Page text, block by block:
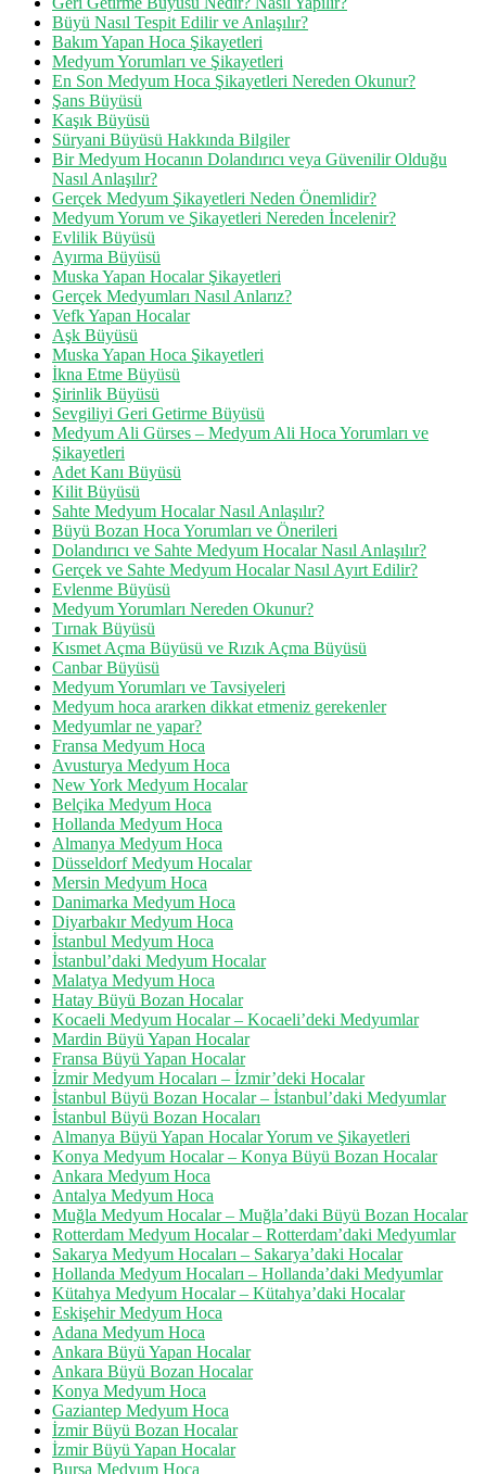
Büyü Nasıl Tespit Edilir ve Anlaşılır?
Bakım Yapan Hoca Şikayetleri
Medyum Yorumları ve Şikayetleri
En Son Medyum Hoca Şikayetleri Nereden Okunur?
Şans Büyüsü
Kaşık Büyüsü
Süryani Büyüsü Hakkında Bilgiler
Bir Medyum Hocanın Dolandırıcı veya Güvenilir Olduğu
Nasıl Anlaşılır?
Gerçek Medyum Şikayetleri Neden Önemlidir?
Medyum Yorum ve Şikayetleri Nereden İncelenir?
Evlilik Büyüsü
Ayırma Büyüsü
Muska Yapan Hocalar Şikayetleri
Gerçek Medyumları Nasıl Anlarız?
Vefk Yapan Hocalar
Aşk Büyüsü
Muska Yapan Hoca Şikayetleri
İkna Etme Büyüsü
Şirinlik Büyüsü
Sevgiliyi Geri Getirme Büyüsü
Medyum Ali Gürses – Medyum Ali Hoca Yorumları ve
Şikayetleri
Adet Kanı Büyüsü
Kilit Büyüsü
Sahte Medyum Hocalar Nasıl Anlaşılır?
Büyü Bozan Hoca Yorumları ve Önerileri
Dolandırıcı ve Sahte Medyum Hocalar Nasıl Anlaşılır?
Gerçek ve Sahte Medyum Hocalar Nasıl Ayırt Edilir?
Evlenme Büyüsü
Medyum Yorumları Nereden Okunur?
Tırnak Büyüsü
Kısmet Açma Büyüsü ve Rızık Açma Büyüsü
Canbar Büyüsü
Medyum Yorumları ve Tavsiyeleri
Medyum hoca ararken dikkat etmeniz gerekenler
Medyumlar ne yapar?
Fransa Medyum Hoca
Avusturya Medyum Hoca
New York Medyum Hocalar
Belçika Medyum Hoca
Hollanda Medyum Hoca
Almanya Medyum Hoca
Düsseldorf Medyum Hocalar
Mersin Medyum Hoca
Danimarka Medyum Hoca
Diyarbakır Medyum Hoca
İstanbul Medyum Hoca
İstanbul’daki Medyum Hocalar
Malatya Medyum Hoca
Hatay Büyü Bozan Hocalar
Kocaeli Medyum Hocalar – Kocaeli’deki Medyumlar
Mardin Büyü Yapan Hocalar
Fransa Büyü Yapan Hocalar
İzmir Medyum Hocaları – İzmir’deki Hocalar
İstanbul Büyü Bozan Hocalar – İstanbul’daki Medyumlar
İstanbul Büyü Bozan Hocaları
Almanya Büyü Yapan Hocalar Yorum ve Şikayetleri
Konya Medyum Hocalar – Konya Büyü Bozan Hocalar
Ankara Medyum Hoca
Antalya Medyum Hoca
Muğla Medyum Hocalar – Muğla’daki Büyü Bozan Hocalar
Rotterdam Medyum Hocalar – Rotterdam’daki Medyumlar
Sakarya Medyum Hocaları – Sakarya’daki Hocalar
Hollanda Medyum Hocaları – Hollanda’daki Medyumlar
Kütahya Medyum Hocalar – Kütahya’daki Hocalar
Eskişehir Medyum Hoca
Adana Medyum Hoca
Ankara Büyü Yapan Hocalar
Ankara Büyü Bozan Hocalar
Konya Medyum Hoca
Gaziantep Medyum Hoca
İzmir Büyü Bozan Hocalar
İzmir Büyü Yapan Hocalar
Bursa Medyum Hoca